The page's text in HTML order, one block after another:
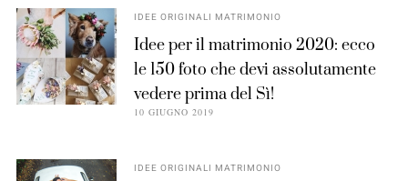
IDEE ORIGINALI MATRIMONIO
Idee per il matrimonio 2020: ecco
le 150 foto che devi assolutamente
vedere prima del Sì!
10 GIUGNO 2019
IDEE ORIGINALI MATRIMONIO